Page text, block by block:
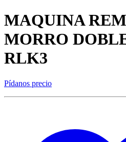
MAQUINA
MORRO
RLK3
Pídanos precio